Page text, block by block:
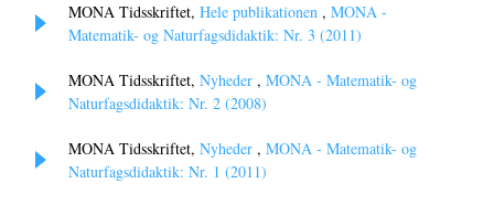
MONA Tidsskriftet, Hele publikationen , MONA -
Matematik- og Naturfagsdidaktik: Nr. 3 (2011)
MONA Tidsskriftet, Nyheder , MONA - Matematik- og
Naturfagsdidaktik: Nr. 2 (2008)
MONA Tidsskriftet, Nyheder , MONA - Matematik- og
Naturfagsdidaktik: Nr. 1 (2011)